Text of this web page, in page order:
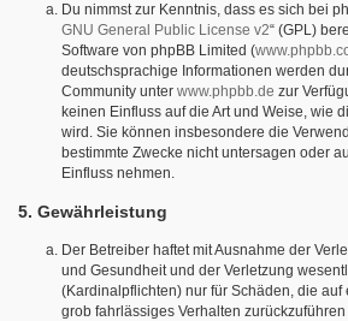
Du nimmst zur Kenntnis, dass es sich bei
GNU General Public License v2“ (GPL)
Software von phpBB Limited (
deutschsprachige Informationen werden
Community unter www.phpbb.de zur
keinen Einfluss auf die Art und Weise, wie
wird. Sie können insbesondere die
bestimmte Zwecke nicht untersagen oder
Einfluss nehmen.
5. Gewährleistung
Der Betreiber haftet mit Ausnahme der
und Gesundheit und der Verletzung
(Kardinalpflichten) nur für Schäden, die auf
grob fahrlässiges Verhalten